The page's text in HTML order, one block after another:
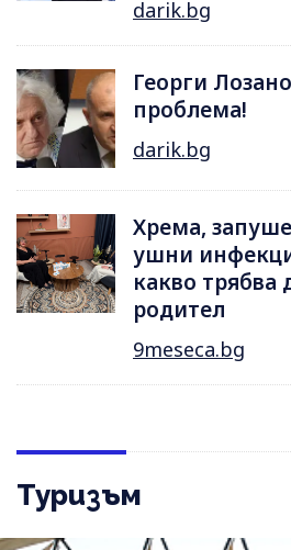
darik.bg
Георги
проблема!
darik.bg
Хрема,
ушни
какво трябва
родител
9meseca.bg
Туризъм